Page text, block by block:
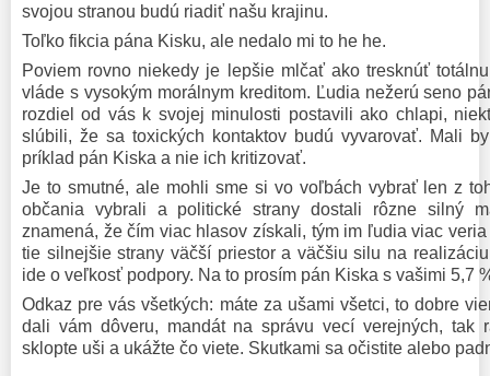
svojou stranou budú riadiť našu krajinu.
Toľko fikcia pána Kisku, ale nedalo mi to he he.
Poviem rovno niekedy je lepšie mlčať ako tresknúť
vláde s vysokým morálnym kreditom. Ľudia nežerú seno
rozdiel od vás k svojej minulosti postavili ako chlapi,
slúbili, že sa toxických kontaktov budú vyvarovať. Mali
príklad pán Kiska a nie ich kritizovať.
Je to smutné, ale mohli sme si vo voľbách vybrať len z
občania vybrali a politické strany dostali rôzne silný
znamená, že čím viac hlasov získali, tým im ľudia viac
tie silnejšie strany väčší priestor a väčšiu silu na
ide o veľkosť podpory. Na to prosím pán Kiska s vašimi 5,7
Odkaz pre vás všetkých: máte za ušami všetci, to dobre
dali vám dôveru, mandát na správu vecí verejných, tak
sklopte uši a ukážte čo viete. Skutkami sa očistite alebo